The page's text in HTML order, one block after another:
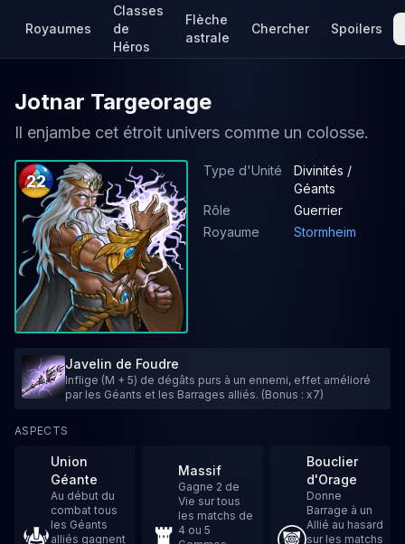
Royaumes
Classes
de
Héros
Flèche
astrale
Chercher Spoilers
Jotnar Targeorage
Il enjambe cet étroit univers comme un colosse.
22
Type d'Unité
Divinités /
Géants
Rôle
Guerrier
Royaume
Stormheim
Javelin de Foudre
Inflige (M + 5) de dégâts purs à un ennemi, effet amélioré
par les Géants et les Barrages alliés. (Bonus : x7)
ASPECTS
Union
Géante
Au début du
combat tous
les Géants
alliés gagnent
Massif
Gagne 2 de
Vie sur tous
les matchs de
4 ou 5
Bouclier
d'Orage
Donne
Barrage à un
Allié au hasard
sur les matchs